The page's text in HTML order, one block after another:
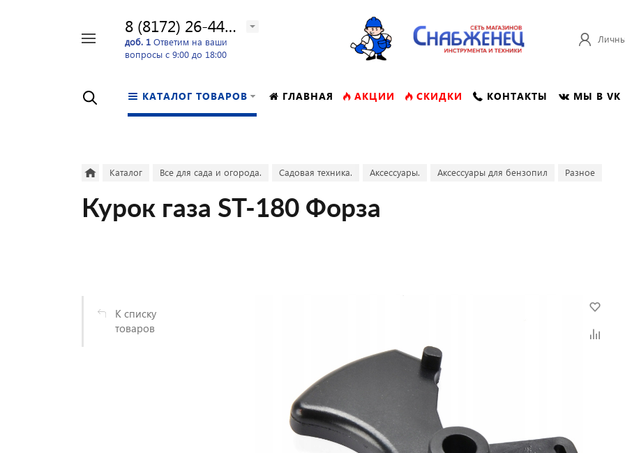
8 (8172) 26-44-24
доб. 1 Ответим на ваши
вопросы с 9:00 до 18:00
КАТАЛОГ ТОВАРОВ ГЛАВНАЯ АКЦИИ СКИДКИ КОНТАКТЫ МЫ В VK
Каталог Все для сада и огорода. Садовая техника. Аксессуары. Аксессуары для бензопил Разное
Курок газа ST-180 Форза
К списку
товаров